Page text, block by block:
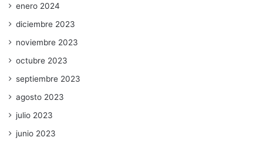
enero 2024
diciembre 2023
noviembre 2023
octubre 2023
septiembre 2023
agosto 2023
julio 2023
junio 2023